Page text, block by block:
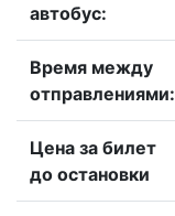
автобус:
Время между
отправлениями:
Цена за билет
до остановки